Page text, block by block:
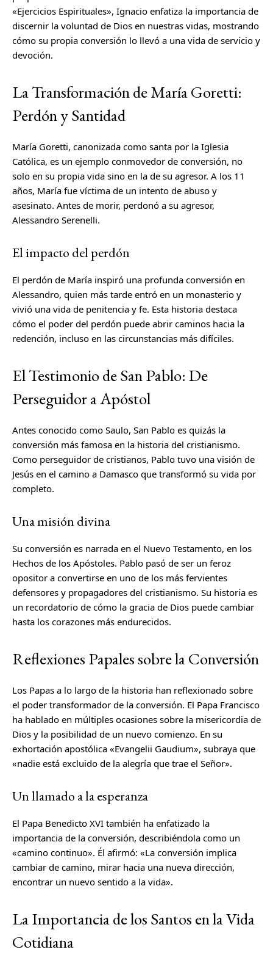
«Ejercicios Espirituales», Ignacio enfatiza la importancia de
discernir la voluntad de Dios en nuestras vidas, mostrando
cómo su propia conversión lo llevó a una vida de servicio y
devoción.
La Transformación de María Goretti:
Perdón y Santidad
María Goretti, canonizada como santa por la Iglesia
Católica, es un ejemplo conmovedor de conversión, no
solo en su propia vida sino en la de su agresor. A los 11
años, María fue víctima de un intento de abuso y
asesinato. Antes de morir, perdonó a su agresor,
Alessandro Serenelli.
El impacto del perdón
El perdón de María inspiró una profunda conversión en
Alessandro, quien más tarde entró en un monasterio y
vivió una vida de penitencia y fe. Esta historia destaca
cómo el poder del perdón puede abrir caminos hacia la
redención, incluso en las circunstancias más difíciles.
El Testimonio de San Pablo: De
Perseguidor a Apóstol
Antes conocido como Saulo, San Pablo es quizás la
conversión más famosa en la historia del cristianismo.
Como perseguidor de cristianos, Pablo tuvo una visión de
Jesús en el camino a Damasco que transformó su vida por
completo.
Una misión divina
Su conversión es narrada en el Nuevo Testamento, en los
Hechos de los Apóstoles. Pablo pasó de ser un feroz
opositor a convertirse en uno de los más fervientes
defensores y propagadores del cristianismo. Su historia es
un recordatorio de cómo la gracia de Dios puede cambiar
hasta los corazones más endurecidos.
Reflexiones Papales sobre la Conversión
Los Papas a lo largo de la historia han reflexionado sobre
el poder transformador de la conversión. El Papa Francisco
ha hablado en múltiples ocasiones sobre la misericordia de
Dios y la posibilidad de un nuevo comienzo. En su
exhortación apostólica «Evangelii Gaudium», subraya que
«nadie está excluido de la alegría que trae el Señor».
Un llamado a la esperanza
El Papa Benedicto XVI también ha enfatizado la
importancia de la conversión, describiéndola como un
«camino continuo». Él afirmó: «La conversión implica
cambiar de camino, mirar hacia una nueva dirección,
encontrar un nuevo sentido a la vida».
La Importancia de los Santos en la Vida
Cotidiana